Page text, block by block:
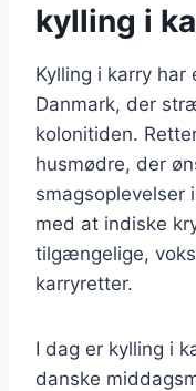
kylling i
Kylling i karry har
Danmark, der
kolonitiden.
husmødre, der
smagsoplevelser
med at indiske
tilgængelige,
karryretter.
I dag er kylling i
danske